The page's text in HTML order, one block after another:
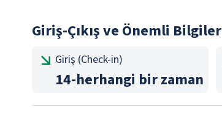
Giriş-Çıkış ve Önemli Bilgiler
Giriş (Check-in)
14-herhangi bir zaman